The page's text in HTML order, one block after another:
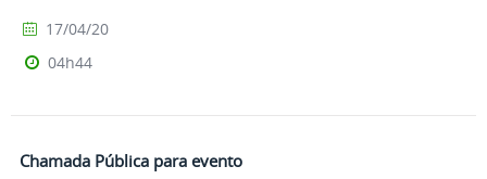
17/04/20
04h44
Chamada Pública para evento